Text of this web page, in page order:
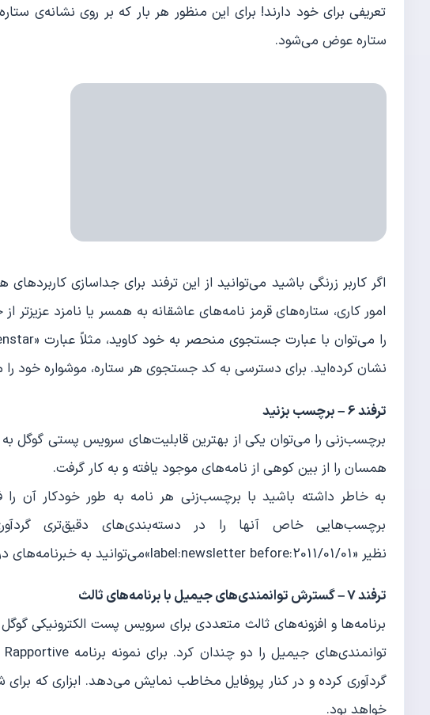
تعریفی برای خود دارند! برای این منظور هر بار که بر روی نشانه‌ی
ستاره عوض می‌شود.
اگر کاربر زرنگی باشید می‌توانید از این ترفند برای جداسازی
امور کاری، ستاره‌های قرمز نامه‌های عاشقانه به همسر یا نامزد عزیزتر
نشان کرده‌اید. برای دسترسی به کد جستجوی هر ستاره، موشواره خود را
ترفند 6 – برچسب بزنید
برچسب‌زنی را می‌توان یکی از بهترین قابلیت‌های سرویس پستی گوگل
همسان را از بین کوهی از نامه‌های موجود یافته و به کار گرفت.
به خاطر داشته باشید با برچسب‌زنی هر نامه به طور خودکار آن را
برچسب‌هایی خاص آنها را در دسته‌بندی‌های دقیق‌تری
نظیر «label:newsletter before:2011/01/01»می‌توانید به خبرنامه‌های دریافتی پیش از تاریخ مربوط دسترسی پیدا کنید.
ترفند 7 – گسترش توانمندی‌های جیمیل با برنامه‌های ثالث
برنامه‌ها و افزونه‌های ثالث متعددی برای سرویس پست الکترونیکی
گردآوری کرده و در کنار پروفایل مخاطب نمایش می‌دهد. ابزاری که
خواهد بود.